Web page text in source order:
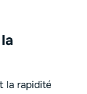
la rapidité